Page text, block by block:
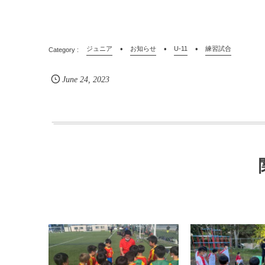
ジュニア お知らせ U-11 練習試合
June 24,2023